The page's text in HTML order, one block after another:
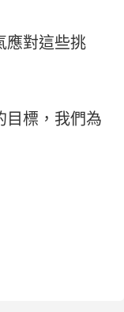
應對這些挑
目標，我們為